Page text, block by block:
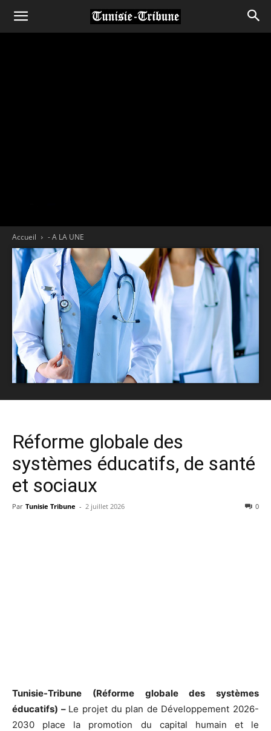
Accueil - A LA UNE
Réforme globale des
systèmes éducatifs, de santé
et sociaux
Par Tunisie Tribune - 2 juillet 2026 0
Tunisie-Tribune (Réforme globale des systèmes
éducatifs) – Le projet du plan de Développement 2026-
2030 place la promotion du capital humain et le